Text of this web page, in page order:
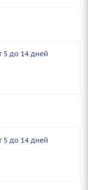
5 до 14 дней
5 до 14 дней